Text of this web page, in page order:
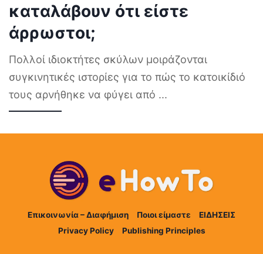
καταλάβουν ότι είστε
άρρωστοι;
Πολλοί ιδιοκτήτες σκύλων μοιράζονται
συγκινητικές ιστορίες για το πώς το κατοικίδιό
τους αρνήθηκε να φύγει από ...
Επικοινωνία – Διαφήμιση Ποιοι είμαστε
ΕΙΔΗΣΕΙΣ
Privacy Policy
Publishing Principles